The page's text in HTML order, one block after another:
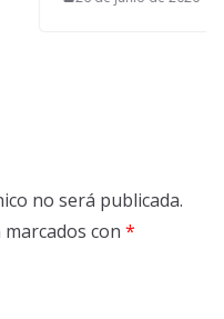
no será publicada.
con *